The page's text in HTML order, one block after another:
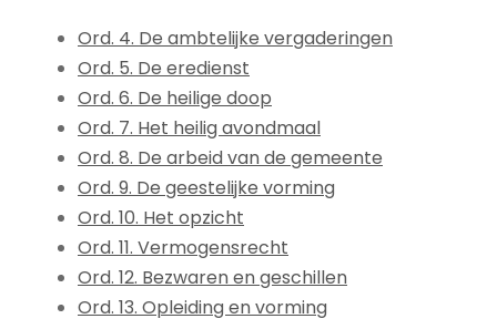
Ord. 4. De ambtelijke vergaderingen
Ord. 5. De eredienst
Ord. 6. De heilige doop
Ord. 7. Het heilig avondmaal
Ord. 8. De arbeid van de gemeente
Ord. 9. De geestelijke vorming
Ord. 10. Het opzicht
Ord. 11. Vermogensrecht
Ord. 12. Bezwaren en geschillen
Ord. 13. Opleiding en vorming